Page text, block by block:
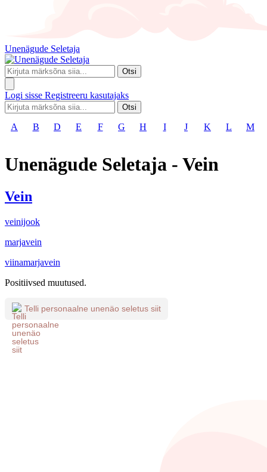
Unenägude Seletaja
Otsi
Logi sisse Registreeru kasutajaks
Otsi
A B D E F G H I J K L M
Unenägude Seletaja - Vein
Vein
veinijook
marjavein
viinamarjavein
Positiivsed muutused.
Telli personaalne unenäo seletus siit